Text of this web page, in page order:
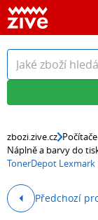
zbozi.zive.cz
Náplně a barvy do
TonerDepot
Předchozí